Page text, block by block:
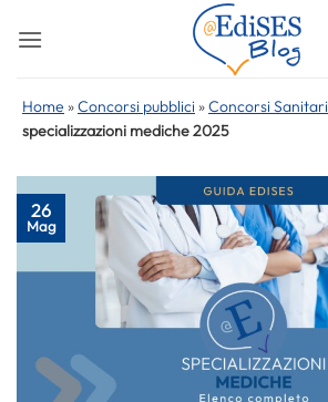
Home »Concorsi pubblici »Concorsi Sanitari
specializzazioni mediche 2025
26
Mag